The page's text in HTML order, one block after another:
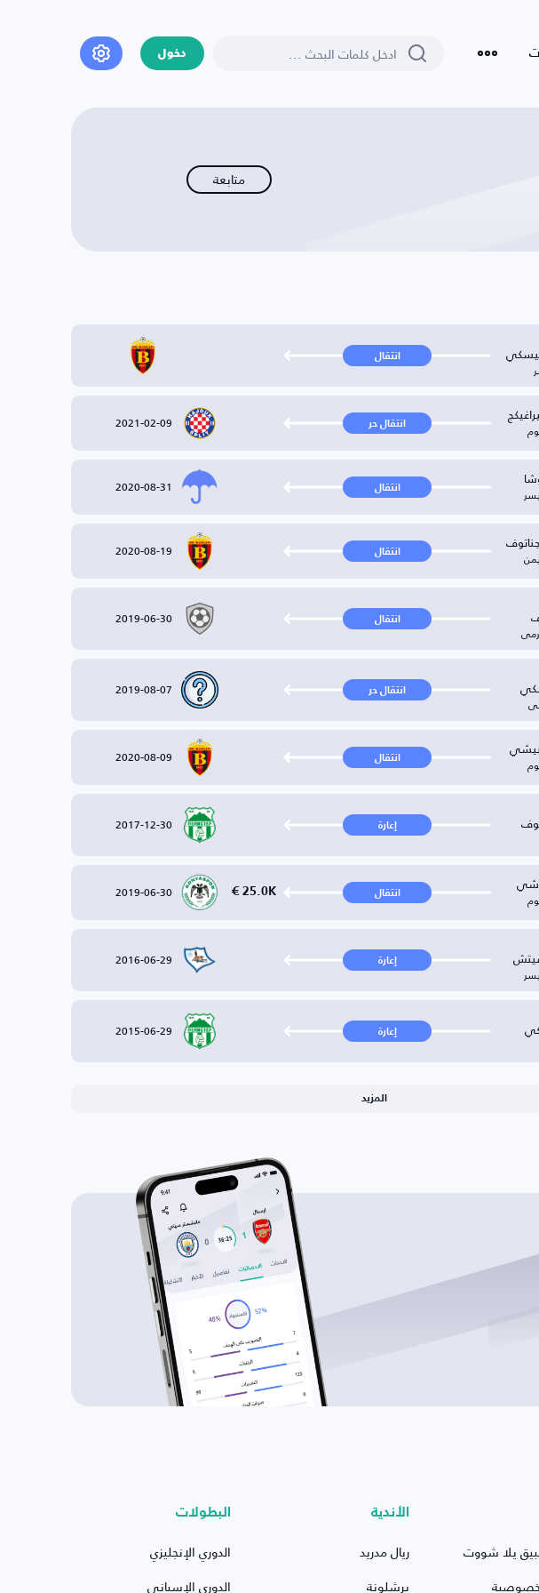
دخول
متابعة
انتقال
انتقال حر 2021-02-09
انتقال 2020-08-31
انتقال 2020-08-19
انتقال 2019-06-30
انتقال حر 2019-08-07
انتقال 2020-08-09
إعارة 2017-12-30
انتقال 25.0K €
2019-06-30
إعارة 2016-06-29
إعارة 2015-06-29
المزيد
يلا شووت
الأندية
ريال مدريد
برشلونة
البطولات
الدوري الإنجليزي
الدوري الإسباني